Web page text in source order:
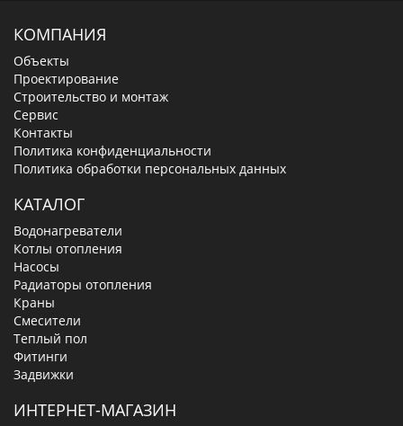
КОМПАНИЯ
Объекты
Проектирование
Строительство и монтаж
Сервис
Контакты
Политика конфиденциальности
Политика обработки персональных данных
КАТАЛОГ
Водонагреватели
Котлы отопления
Насосы
Радиаторы отопления
Краны
Смесители
Теплый пол
Фитинги
Задвижки
ИНТЕРНЕТ-МАГАЗИН